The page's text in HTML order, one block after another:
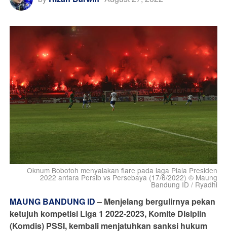
Oknum Bobotoh menyalakan flare pada laga Piala Presiden
2022 antara Persib vs Persebaya (17/6/2022) © Maung
Bandung ID / Ryadhi
MAUNG BANDUNG ID– Menjelang bergulirnya pekan
ketujuh kompetisi Liga 1 2022-2023, Komite Disiplin
(Komdis) PSSI, kembali menjatuhkan sanksi hukum